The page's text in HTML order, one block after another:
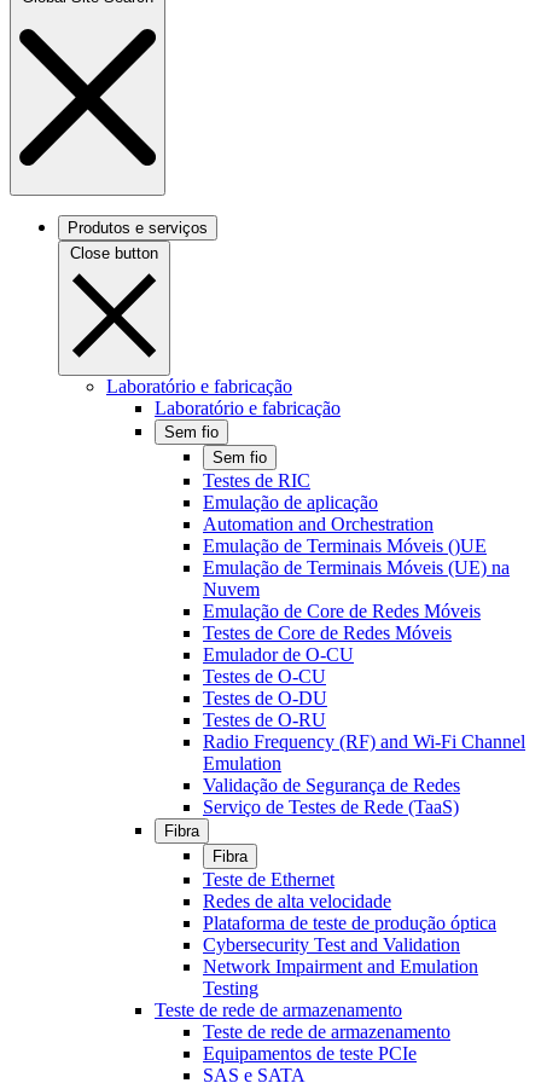
Produtos e serviços
Close button
Laboratório e fabricação
Laboratório e fabricação
Sem fio
Sem fio
Testes de RIC
Emulação de aplicação
Automation and Orchestration
Emulação de Terminais Móveis ()UE
Emulação de Terminais Móveis (UE) na
Nuvem
Emulação de Core de Redes Móveis
Testes de Core de Redes Móveis
Emulador de O-CU
Testes de O-CU
Testes de O-DU
Testes de O-RU
Radio Frequency (RF) and Wi-Fi Channel
Emulation
Validação de Segurança de Redes
Serviço de Testes de Rede (TaaS)
Fibra
Fibra
Teste de Ethernet
Redes de alta velocidade
Plataforma de teste de produção óptica
Cybersecurity Test and Validation
Network Impairment and Emulation
Testing
Teste de rede de armazenamento
Teste de rede de armazenamento
Equipamentos de teste PCIe
SAS e SATA